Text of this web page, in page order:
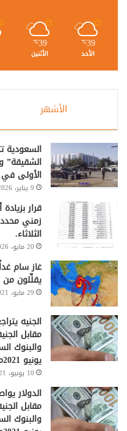
39
℃
الأحد
39
℃
الأثنين
الأشهر
السعودية
الشقيقة”
الأولى في
9 يناير، 2026
قرار
زمني
الثلاثاء.
20 مايو، 2026
غاز سام
يقلِّلون
29 مايو، 2021
الجنيه
مقابل
يونيو 2021م
10 يونيو، 2021
الدولار
مقابل